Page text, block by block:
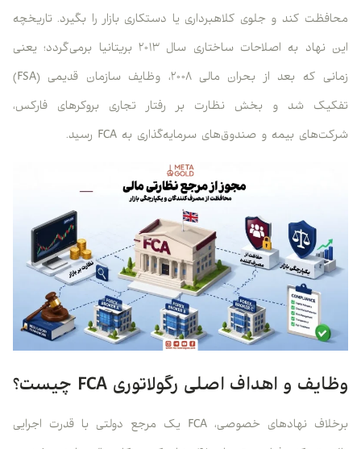
محافظت کند و جلوی کلاهبرداری یا دستکاری بازار را بگیرد. تاریخچه
این نهاد به اصلاحات ساختاری سال ۲۰۱۳ بریتانیا برمی‌گردد؛ یعنی
زمانی که بعد از بحران مالی ۲۰۰۸، وظایف سازمان قدیمی (FSA)
تفکیک شد و بخش نظارت بر رفتار تجاری بروکرهای فارکس،
شرکت‌های بیمه و صندوق‌های سرمایه‌گذاری به FCA رسید.
وظایف و اهداف اصلی رگولاتوری FCA چیست؟
برخلاف نهادهای خصوصی، FCA یک مرجع دولتی با قدرت اجرایی